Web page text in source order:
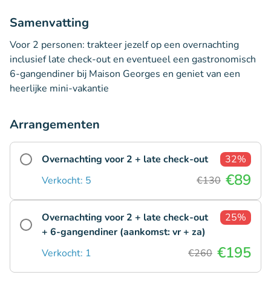
Samenvatting
Voor 2 personen: trakteer jezelf op een overnachting
inclusief late check-out en eventueel een gastronomisch
6-gangendiner bij Maison Georges en geniet van een
heerlijke mini-vakantie
Arrangementen
Overnachting voor 2 + late check-out
32%
Verkocht: 5
€130 €89
Overnachting voor 2 + late check-out
+ 6-gangendiner (aankomst: vr + za)
25%
Verkocht: 1 €260 €195